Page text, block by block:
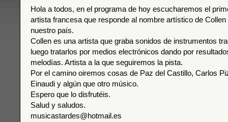
Hola a todos, en el programa de hoy escucharemos el
artista francesa que responde al nombre artístico de
nuestro país.
Collen es una artista que graba sonidos de instrumentos
luego tratarlos por medios electrónicos dando por
melodías. Artista a la que seguiremos la pista.
Por el camino oiremos cosas de Paz del Castillo, Carlos
Einaudi y algún que otro músico.
Espero que lo disfrutéis.
Salud y saludos.
musicastardes@hotmail.es